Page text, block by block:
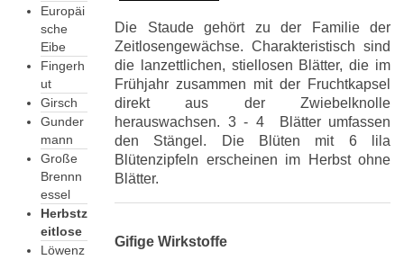
Die Staude gehört zu der Familie der
Zeitlosengewächse. Charakteristisch sind
die lanzettlichen, stiellosen Blätter, die im
Frühjahr zusammen mit der Fruchtkapsel
direkt aus der Zwiebelknolle
herauswachsen. 3 - 4 Blätter umfassen
den Stängel. Die Blüten mit 6 lila
Blütenzipfeln erscheinen im Herbst ohne
Blätter.
Gifige Wirkstoffe
Europäi
sche
Eibe
Fingerh
ut
Girsch
Gunder
mann
Große
Brennn
essel
Herbstz
eitlose
Löwenz